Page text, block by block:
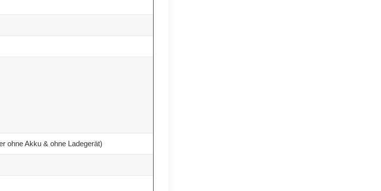
ohne Akku & ohne Ladegerät)